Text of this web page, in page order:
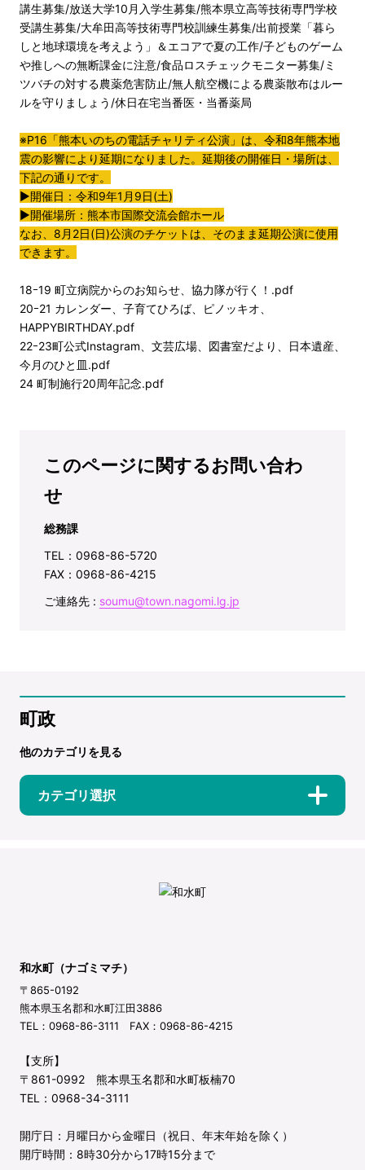
講生募集/放送大学10月入学生募集/熊本県立高等技術専門学校
受講生募集/大牟田高等技術専門校訓練生募集/出前授業「暮ら
しと地球環境を考えよう」＆エコアで夏の工作/子どものゲーム
や推しへの無断課金に注意/食品ロスチェックモニター募集/ミ
ツバチの対する農薬危害防止/無人航空機による農薬散布はルー
ルを守りましょう/休日在宅当番医・当番薬局
※P16「熊本いのちの電話チャリティ公演」は、令和8年熊本地
震の影響により延期になりました。延期後の開催日・場所は、
下記の通りです。
▶開催日：令和9年1月9日(土)
▶開催場所：熊本市国際交流会館ホール
なお、8月2日(日)公演のチケットは、そのまま延期公演に使用
できます。
18ｰ19 町立病院からのお知らせ、協力隊が行く！.pdf
20ｰ21 カレンダー、子育てひろば、ピノッキオ、
HAPPYBIRTHDAY.pdf
22ｰ23町公式Instagram、文芸広場、図書室だより、日本遺産、
今月のひと皿.pdf
24 町制施行20周年記念.pdf
このページに関するお問い合わ
せ
総務課
TEL：0968-86-5720
FAX：0968-86-4215
ご連絡先 : soumu@town.nagomi.lg.jp
町政
他のカテゴリを見る
カテゴリ選択
和水町（ナゴミマチ）
〒865-0192
熊本県玉名郡和水町江田3886
TEL：0968-86-3111 FAX：0968-86-4215
【支所】
〒861-0992 熊本県玉名郡和水町板楠70
TEL：0968-34-3111
開庁日：月曜日から金曜日（祝日、年末年始を除く）
開庁時間：8時30分から17時15分まで